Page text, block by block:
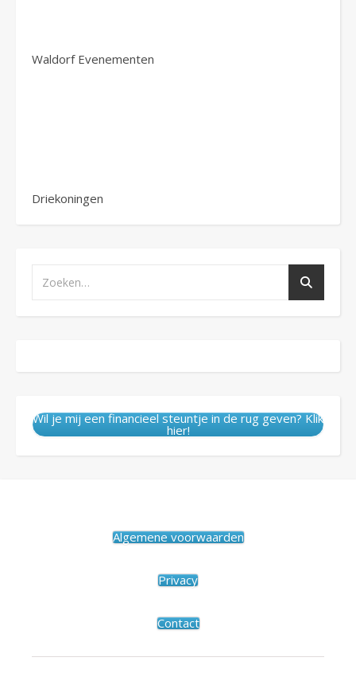
Waldorf Evenementen
Driekoningen
Wil je mij een financieel steuntje in de rug geven? Klik
hier!
Algemene voorwaarden
Privacy
Contact